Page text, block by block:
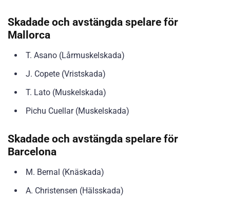
Skadade och avstängda spelare för
Mallorca
T. Asano (Lårmuskelskada)
J. Copete (Vristskada)
T. Lato (Muskelskada)
Pichu Cuellar (Muskelskada)
Skadade och avstängda spelare för
Barcelona
M. Bernal (Knäskada)
A. Christensen (Hälsskada)